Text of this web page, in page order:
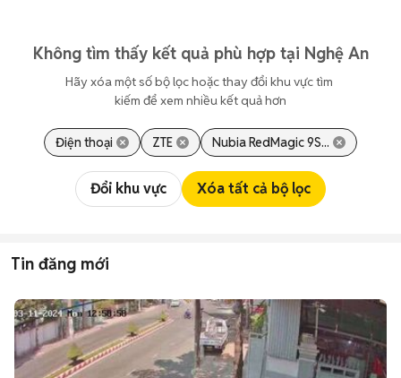
Không tìm thấy kết quả phù hợp tại Nghệ An
Hãy xóa một số bộ lọc hoặc thay đổi khu vực tìm
kiếm để xem nhiều kết quả hơn
Điện thoại ZTE Nubia RedMagic 9S...
Đổi khu vực Xóa tất cả bộ lọc
Tin đăng mới